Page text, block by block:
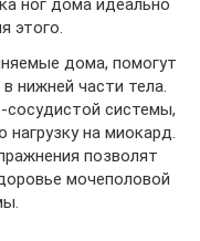
ног дома идеально
этого.
дома, помогут
нижней части тела.
системы,
на миокард.
позволят
мочеполовой